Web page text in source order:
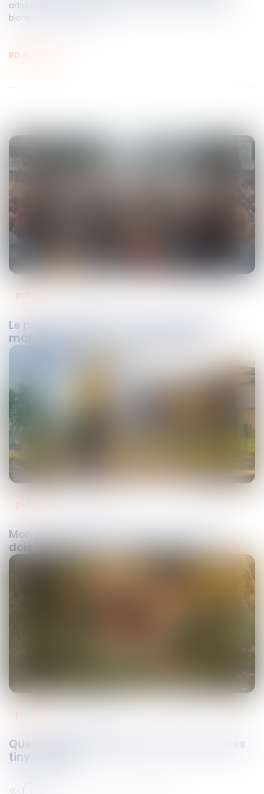
adaptations spécifiques pour limiter la vulnérabilité des
biens et des personnes.
RD AVOCATS
Le pouvoir de police du maire face aux
manifestations sur la voie publique
public
Mon permis de construire est accordé :
dois-je l’afficher sur mon terrain ?
public
Quelle réglementation pour construire des
tiny houses ?
public